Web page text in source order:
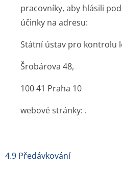
pracovníky, aby hlásili
účinky na adresu:
Státní ústav pro kontrolu
Šrobárova 48,
100 41 Praha 10
webové stránky: .
4.9 Předávkování